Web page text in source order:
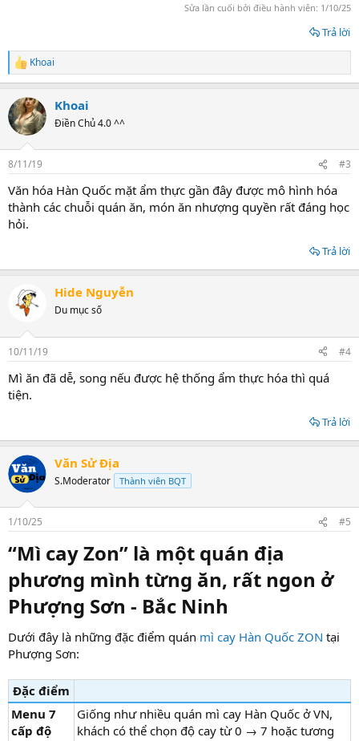
Sửa lần cuối bởi điều hành viên: 1/10/25
Trả lời
R
e
c
t
i
s
Khoai
Khoai
Điền Chủ 4.0 ^^
8/11/19 #3
Văn hóa Hàn Quốc mặt ẩm thực gần đây được mô hình hóa
thành các chuỗi quán ăn, món ăn nhượng quyền rất đáng học
hỏi.
Trả lời
Hide Nguyễn
Du mục số
10/11/19 #4
Mì ăn đã dễ, song nếu được hệ thống ẩm thực hóa thì quá
tiện.
Trả lời
Văn Sử Địa
S.Moderator Thành viên BQT
1/10/25 #5
“Mì cay Zon” là một quán địa
phương mình từng ăn, rất ngon ở
Phượng Sơn - Bắc Ninh​
Dưới đây là những đặc điểm quán mì cay Hàn Quốc ZON tại
Phượng Sơn:
Đặc điểm
Menu 7
cấp độ
Giống như nhiều quán mì cay Hàn Quốc ở VN,
khách có thể chọn độ cay từ 0 → 7 hoặc tương